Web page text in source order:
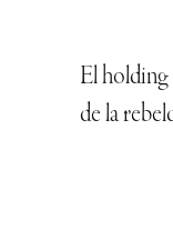
El holding
de la